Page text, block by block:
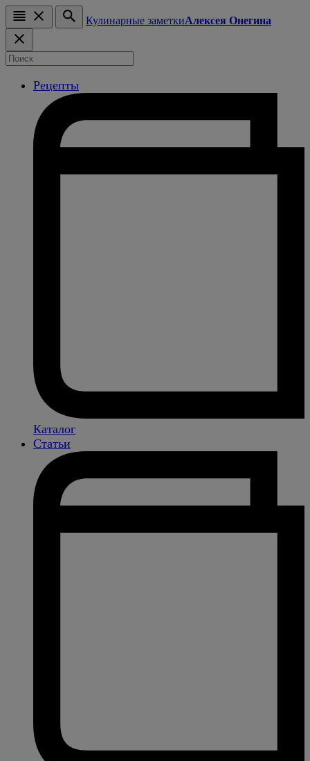
Кулинарные заметкиАлексея Онегина
Рецепты
Каталог
Статьи